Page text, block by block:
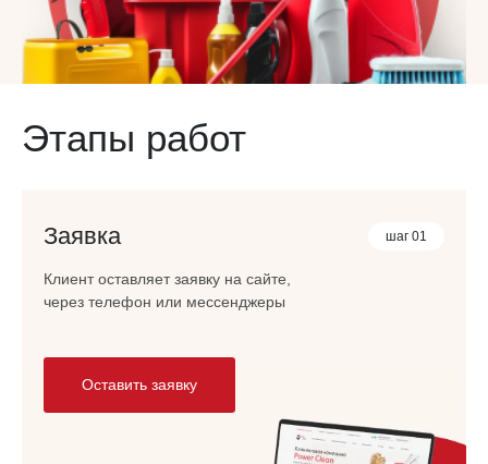
Этапы работ
шаг 01
Заявка
Клиент оставляет заявку на сайте,
через телефон или мессенджеры
Оставить заявку